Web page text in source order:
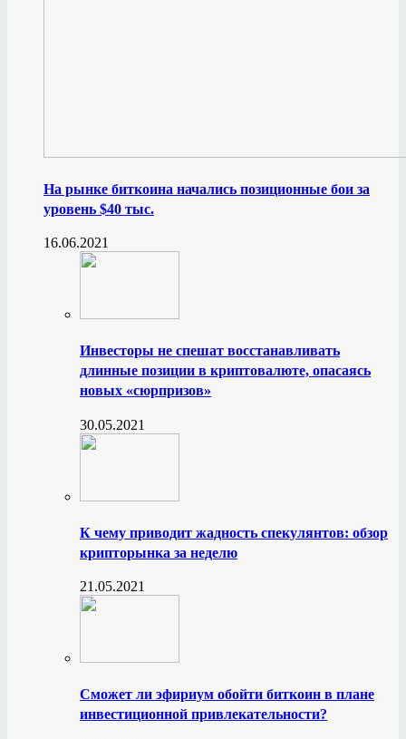
На рынке биткоина начались позиционные бои за
уровень $40 тыс.
16.06.2021
Инвесторы не спешат восстанавливать
длинные позиции в криптовалюте, опасаясь
новых «сюрпризов»
30.05.2021
К чему приводит жадность спекулянтов: обзор
крипторынка за неделю
21.05.2021
Сможет ли эфириум обойти биткоин в плане
инвестиционной привлекательности?